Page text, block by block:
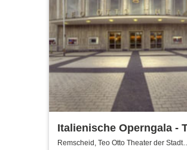
Italienische Operngala -
Otto Theater der Stadt
Remscheid, Teo Otto Theater der Stadt